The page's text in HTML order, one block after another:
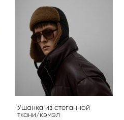
Ушанка из стеганной
ткани/кэмэл